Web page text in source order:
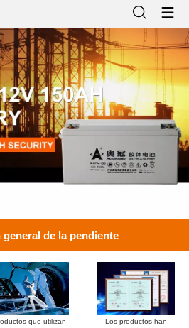
de la pendiente
que utilizan
Los productos han